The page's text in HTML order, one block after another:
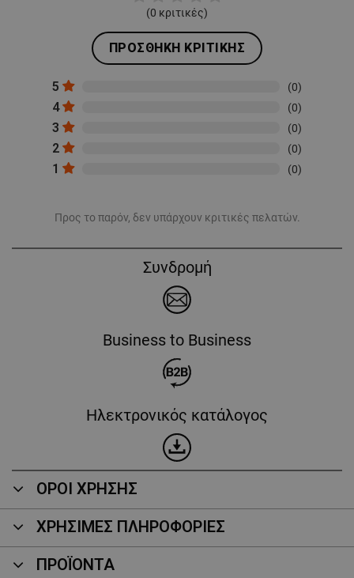
(0 κριτικές)
ΠΡΟΣΘΉΚΗ ΚΡΙΤΙΚΉΣ
5 (0)
4 (0)
3 (0)
2 (0)
1 (0)
Προς το παρόν, δεν υπάρχουν κριτικές πελατών.
Συνδρομή
Business to Business
Ηλεκτρονικός κατάλογος
ΟΡΟΙ ΧΡΗΣΗΣ
ΧΡΗΣΙΜΕΣ ΠΛΗΡΟΦΟΡΙΕΣ
ΠΡΟΪΌΝΤΑ